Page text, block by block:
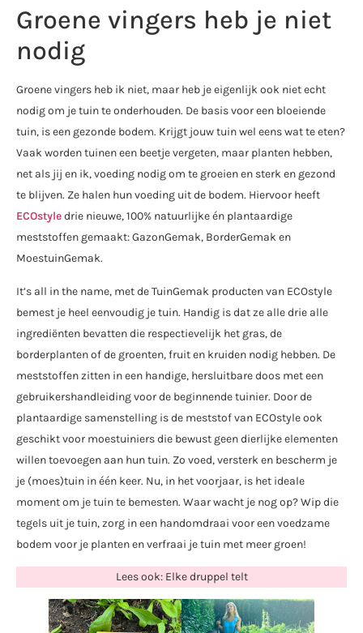
Groene vingers heb je niet
nodig
Groene vingers heb ik niet, maar heb je eigenlijk ook niet echt
nodig om je tuin te onderhouden. De basis voor een bloeiende
tuin, is een gezonde bodem. Krijgt jouw tuin wel eens wat te eten?
Vaak worden tuinen een beetje vergeten, maar planten hebben,
net als jij en ik, voeding nodig om te groeien en sterk en gezond
te blijven. Ze halen hun voeding uit de bodem. Hiervoor heeft
ECOstyledrie nieuwe, 100% natuurlijke én plantaardige
meststoffen gemaakt: GazonGemak, BorderGemak en
MoestuinGemak.
It’s all in the name, met de TuinGemak producten van ECOstyle
bemest je heel eenvoudig je tuin. Handig is dat ze alle drie alle
ingrediënten bevatten die respectievelijk het gras, de
borderplanten of de groenten, fruit en kruiden nodig hebben. De
meststoffen zitten in een handige, hersluitbare doos met een
gebruikershandleiding voor de beginnende tuinier. Door de
plantaardige samenstelling is de meststof van ECOstyle ook
geschikt voor moestuiniers die bewust geen dierlijke elementen
willen toevoegen aan hun tuin. Zo voed, versterk en bescherm je
je (moes)tuin in één keer. Nu, in het voorjaar, is het ideale
moment om je tuin te bemesten. Waar wacht je nog op? Wip die
tegels uit je tuin, zorg in een handomdraai voor een voedzame
bodem voor je planten en verfraai je tuin met meer groen!
Lees ook: Elke druppel telt